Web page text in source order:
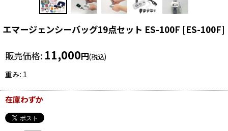
エマージェンシーバッグ19点セット ES-100F [ES-100F]
販売価格: 11,000円(税込)
重み: 1
在庫わずか